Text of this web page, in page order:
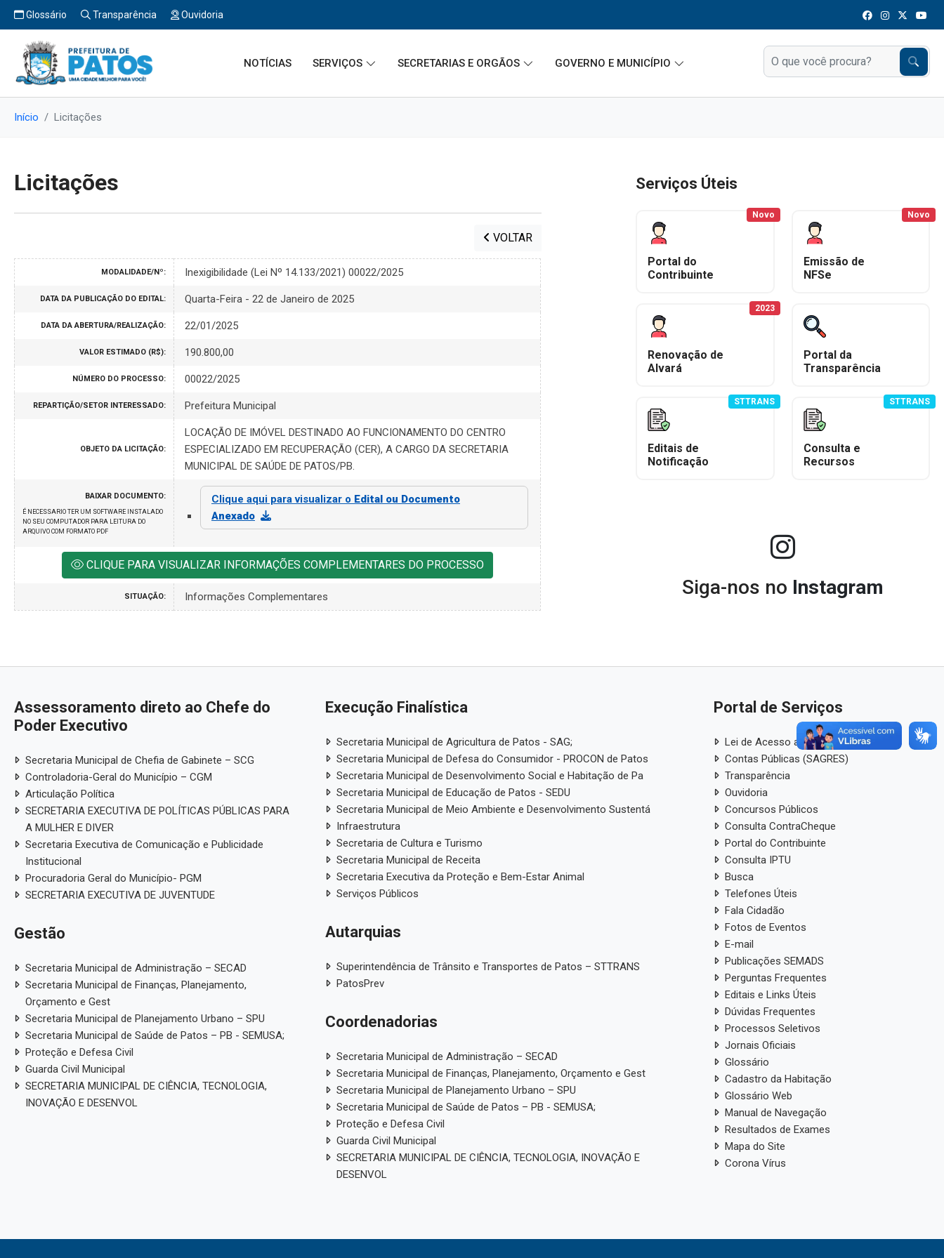
Glossário Transparência Ouvidoria
NOTÍCIAS SERVIÇOS SECRETARIAS E ORGÃOS GOVERNO E MUNICÍPIO
Início Licitações
Licitações
VOLTAR
MODALIDADE/Nº: Inexigibilidade (Lei Nº 14.133/2021) 00022/2025
DATA DA PUBLICAÇÃO DO EDITAL: Quarta-Feira - 22 de Janeiro de 2025
DATA DA ABERTURA/REALIZAÇÃO: 22/01/2025
VALOR ESTIMADO (R$): 190.800,00
NÚMERO DO PROCESSO: 00022/2025
REPARTIÇÃO/SETOR INTERESSADO: Prefeitura Municipal
OBJETO DA LICITAÇÃO:
LOCAÇÃO DE IMÓVEL DESTINADO AO FUNCIONAMENTO DO CENTRO
ESPECIALIZADO EM RECUPERAÇÃO (CER), A CARGO DA SECRETARIA
MUNICIPAL DE SAÚDE DE PATOS/PB.
BAIXAR DOCUMENTO:
É NECESSARIO TER UM SOFTWARE INSTALADO
NO SEU COMPUTADOR PARA LEITURA DO
ARQUIVO COM FORMATO PDF
Clique aqui para visualizar o Edital ou Documento
Anexado
CLIQUE PARA VISUALIZAR INFORMAÇÕES COMPLEMENTARES DO PROCESSO
SITUAÇÃO: Informações Complementares
Serviços Úteis
Portal do
Contribuinte
Novo
Emissão de
NFSe
Novo
Renovação de
Alvará
2023
Portal da
Transparência
Editais de
Notificação
STTRANS
Consulta e
Recursos
STTRANS
Siga-nos no Instagram
Assessoramento direto ao Chefe do
Poder Executivo
Secretaria Municipal de Chefia de Gabinete – SCG
Controladoria-Geral do Município – CGM
Articulação Política
SECRETARIA EXECUTIVA DE POLÍTICAS PÚBLICAS PARA
A MULHER E DIVER
Secretaria Executiva de Comunicação e Publicidade
Institucional
Procuradoria Geral do Município- PGM
SECRETARIA EXECUTIVA DE JUVENTUDE
Gestão
Secretaria Municipal de Administração – SECAD
Secretaria Municipal de Finanças, Planejamento,
Orçamento e Gest
Secretaria Municipal de Planejamento Urbano – SPU
Secretaria Municipal de Saúde de Patos – PB - SEMUSA;
Proteção e Defesa Civil
Guarda Civil Municipal
SECRETARIA MUNICIPAL DE CIÊNCIA, TECNOLOGIA,
INOVAÇÃO E DESENVOL
Execução Finalística
Secretaria Municipal de Agricultura de Patos - SAG;
Secretaria Municipal de Defesa do Consumidor - PROCON de Patos
Secretaria Municipal de Desenvolvimento Social e Habitação de Pa
Secretaria Municipal de Educação de Patos - SEDU
Secretaria Municipal de Meio Ambiente e Desenvolvimento Sustentá
Infraestrutura
Secretaria de Cultura e Turismo
Secretaria Municipal de Receita
Secretaria Executiva da Proteção e Bem-Estar Animal
Serviços Públicos
Autarquias
Superintendência de Trânsito e Transportes de Patos – STTRANS
PatosPrev
Coordenadorias
Secretaria Municipal de Administração – SECAD
Secretaria Municipal de Finanças, Planejamento, Orçamento e Gest
Secretaria Municipal de Planejamento Urbano – SPU
Secretaria Municipal de Saúde de Patos – PB - SEMUSA;
Proteção e Defesa Civil
Guarda Civil Municipal
SECRETARIA MUNICIPAL DE CIÊNCIA, TECNOLOGIA, INOVAÇÃO E
DESENVOL
Portal de Serviços
Lei de Acesso a Informação
Contas Públicas (SAGRES)
Transparência
Ouvidoria
Concursos Públicos
Consulta ContraCheque
Portal do Contribuinte
Consulta IPTU
Busca
Telefones Úteis
Fala Cidadão
Fotos de Eventos
E-mail
Publicações SEMADS
Perguntas Frequentes
Editais e Links Úteis
Dúvidas Frequentes
Processos Seletivos
Jornais Oficiais
Glossário
Cadastro da Habitação
Glossário Web
Manual de Navegação
Resultados de Exames
Mapa do Site
Corona Vírus